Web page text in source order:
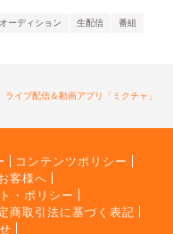
オーディション 生配信 番組
イブ配信＆動画アプリ「ミクチャ」
コンテンツポリシー
客様へ
・ポリシー
商取引法に基づく表記